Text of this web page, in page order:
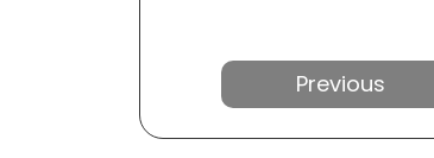
Anterior